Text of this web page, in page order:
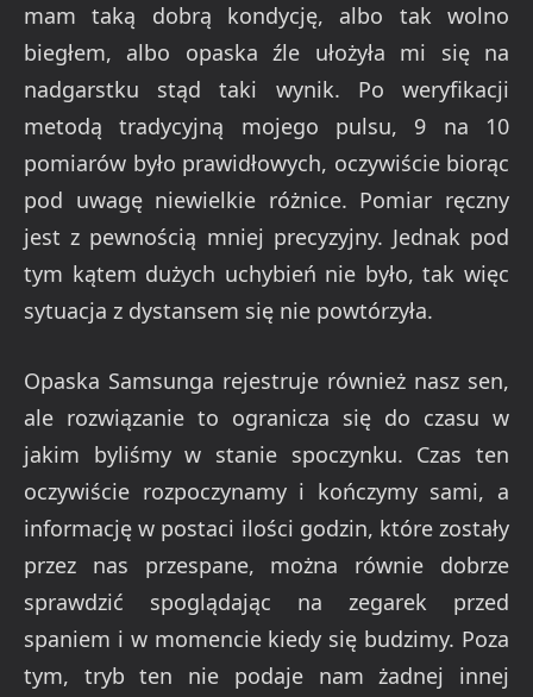
mam taką dobrą kondycję, albo tak wolno
biegłem, albo opaska źle ułożyła mi się na
nadgarstku stąd taki wynik. Po weryfikacji
metodą tradycyjną mojego pulsu, 9 na 10
pomiarów było prawidłowych, oczywiście biorąc
pod uwagę niewielkie różnice. Pomiar ręczny
jest z pewnością mniej precyzyjny. Jednak pod
tym kątem dużych uchybień nie było, tak więc
sytuacja z dystansem się nie powtórzyła.
Opaska Samsunga rejestruje również nasz sen,
ale rozwiązanie to ogranicza się do czasu w
jakim byliśmy w stanie spoczynku. Czas ten
oczywiście rozpoczynamy i kończymy sami, a
informację w postaci ilości godzin, które zostały
przez nas przespane, można równie dobrze
sprawdzić spoglądając na zegarek przed
spaniem i w momencie kiedy się budzimy. Poza
tym, tryb ten nie podaje nam żadnej innej